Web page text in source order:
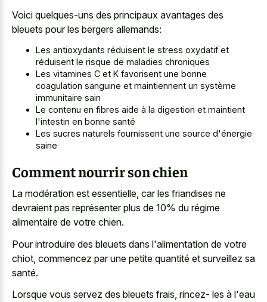
Voici quelques-uns des principaux avantages des
bleuets pour les bergers allemands:
Les antioxydants réduisent le stress oxydatif et
réduisent le risque de maladies chroniques
Les vitamines C et K favorisent une bonne
coagulation sanguine et maintiennent un système
immunitaire sain
Le contenu en fibres aide à la digestion et maintient
l'intestin en bonne santé
Les sucres naturels fournissent une source d'énergie
saine
Comment nourrir son chien
La modération est essentielle, car les friandises ne
devraient pas représenter plus de 10% du régime
alimentaire de votre chien.
Pour introduire des bleuets dans l'alimentation de votre
chiot, commencez par une petite quantité et surveillez sa
santé.
Lorsque vous servez des bleuets frais, rincez- les à l'eau